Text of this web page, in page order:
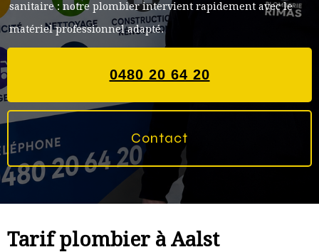
sanitaire : notre plombier intervient rapidement avec le
matériel professionnel adapté.
0480 20 64 20
Contact
Tarif plombier à Aalst